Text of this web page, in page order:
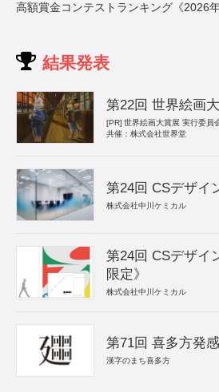
高額賞金コンテストランキング《2026年
結果発表
第22回 世界絵画
[PR] 世界絵画大賞展 実行委員
共催：株式会社世界堂
第24回 CSデザイ
株式会社中川ケミカル
第24回 CSデザイ
限定》
株式会社中川ケミカル
第71回 喜多方発
漢字のまち喜多方